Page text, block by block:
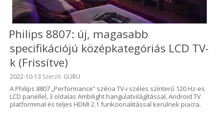
Philips 8807: új, magasabb
specifikációjú középkategóriás LCD TV-
k (Frissítve)
Beküldve:
2022-10-13 Szerző: GURU
A Philips 8807 „Performance” széria TV-i széles színterű 120 Hz-es
LCD panellel, 3 oldalas Ambilight hangulatvilágítással, Android TV
platformmal és teljes HDMI 2.1 funkcionalitással kerülnek piacra.